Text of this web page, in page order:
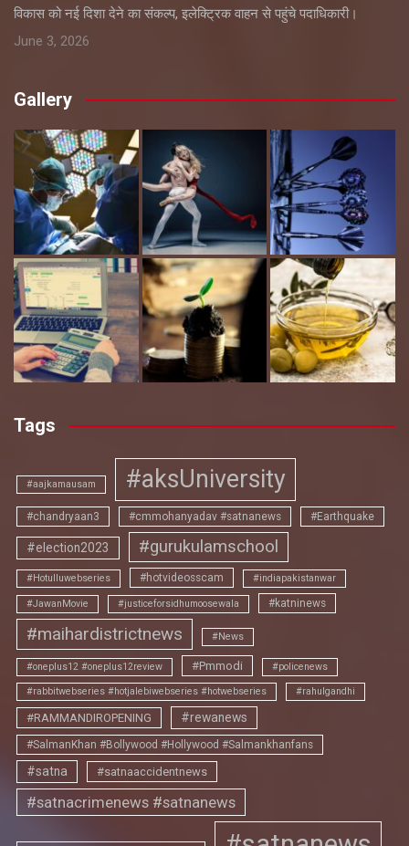
विकास को नई दिशा देने का संकल्प, इलेक्ट्रिक वाहन से पहुंचे पदाधिकारी।
June 3, 2026
Gallery
Tags
#aajkamausam #aksUniversity
#chandryaan3 #cmmohanyadav #satnanews #Earthquake
#election2023 #gurukulamschool
#Hotulluwebseries #hotvideosscam #indiapakistanwar
#JawanMovie #justiceforsidhumoosewala #katninews
#maihardistrictnews #News
#oneplus12 #oneplus12review #Pmmodi #policenews
#rabbitwebseries #hotjalebiwebseries #hotwebseries #rahulgandhi
#RAMMANDIROPENING #rewanews
#SalmanKhan #Bollywood #Hollywood #Salmankhanfans
#satna #satnaaccidentnews
#satnacrimenews #satnanews